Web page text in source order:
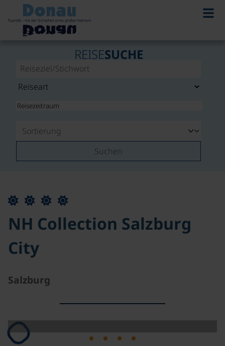
REISESUCHE
Suchen
NH Collection Salzburg
City
Salzburg